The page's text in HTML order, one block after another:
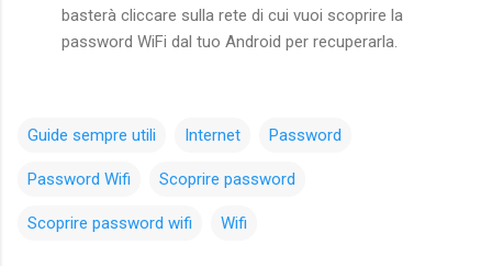
basterà cliccare sulla rete di cui vuoi scoprire la
password WiFi dal tuo Android per recuperarla.
Guide sempre utili Internet Password
Password Wifi Scoprire password
Scoprire password wifi Wifi